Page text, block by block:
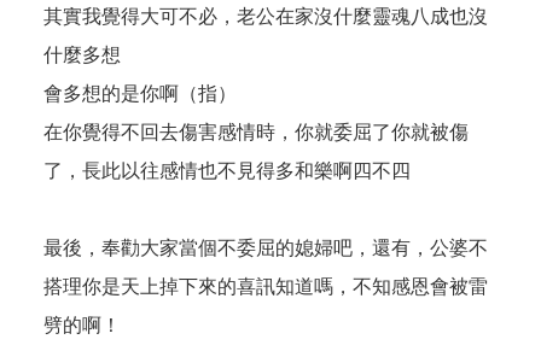
其實我覺得大可不必，老公在家沒什麼靈魂八成也沒
什麼多想
會多想的是你啊（指）
在你覺得不回去傷害感情時，你就委屈了你就被傷
了，長此以往感情也不見得多和樂啊四不四
最後，奉勸大家當個不委屈的媳婦吧，還有，公婆不
搭理你是天上掉下來的喜訊知道嗎，不知感恩會被雷
劈的啊！